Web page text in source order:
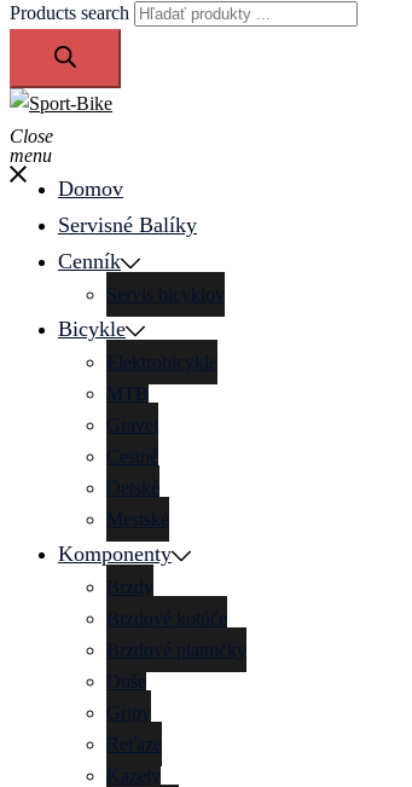
Products search
Close
menu
Domov
Servisné Balíky
Cenník
Servis bicyklov
Bicykle
Elektrobicykle
MTB
Gravel
Cestné
Detské
Mestské
Komponenty
Brzdy
Brzdové kotúče
Brzdové platničky
Duše
Gripy
Reťaze
Kazety